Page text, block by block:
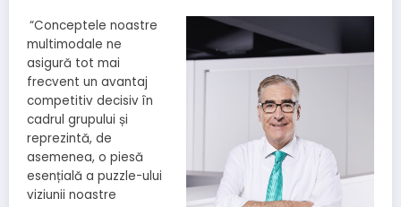
“Conceptele noastre
multimodale ne
asigură tot mai
frecvent un avantaj
competitiv decisiv în
cadrul grupului și
reprezintă, de
asemenea, o piesă
esențială a puzzle-ului
viziunii noastre